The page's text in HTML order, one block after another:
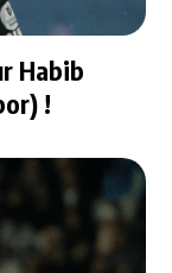
Habib
!